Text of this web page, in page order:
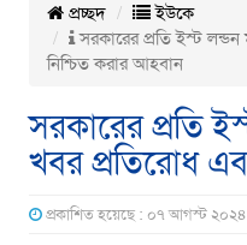
প্রচ্ছদ
ইউকে
সরকারের প্রতি ইস্ট
নিশ্চিত করার আহবান
সরকারের প্রতি
খবর প্রতিরোধ
প্রকাশিত হয়েছে : ০৭ আগস্ট ২০২৪